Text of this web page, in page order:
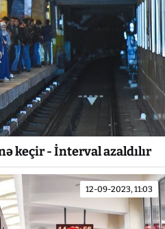
keçir - İnterval azaldılır
12-09-2023, 11:03